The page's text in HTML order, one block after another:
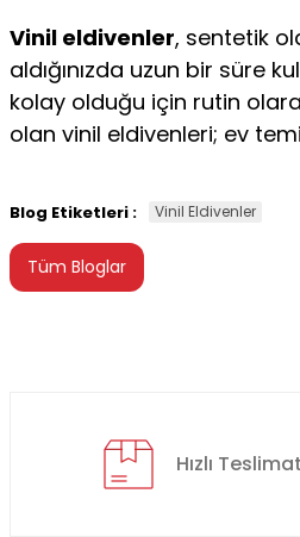
Vinil eldivenler, sentetik
aldığınızda uzun bir süre
kolay olduğu için rutin
olan vinil eldivenleri; ev
Blog Etiketleri : Vinil Eldivenler
Tüm Bloglar
Hızlı Teslimat